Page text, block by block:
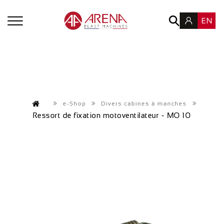
EN
e-Shop Divers cabines à manches
Ressort de fixation motoventilateur - MO 10